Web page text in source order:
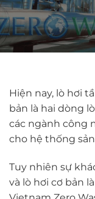
Hiện nay, lò hơi
bản là hai dòng
các ngành công
cho hệ thống
Tuy nhiên sự
và lò hơi cơ bản